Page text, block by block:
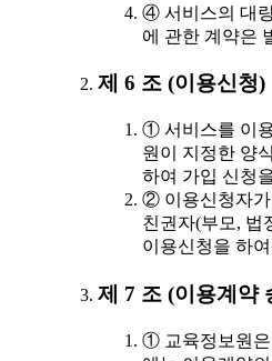
④ 서비스의 대
에 관한 계약은
제 6 조 (이용신청)
① 서비스를 이
원이 지정한 양
하여 가입 신청
② 이용신청자가
친권자(부모, 법
이용신청을 하
제 7 조 (이용계약
① 교육정보원은